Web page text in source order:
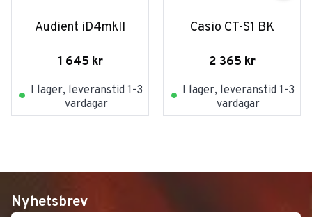
Audient iD4mkII
1 645 kr
I lager, leveranstid 1-3
vardagar
Casio CT-S1 BK
2 365 kr
I lager, leveranstid 1-3
vardagar
Nyhetsbrev